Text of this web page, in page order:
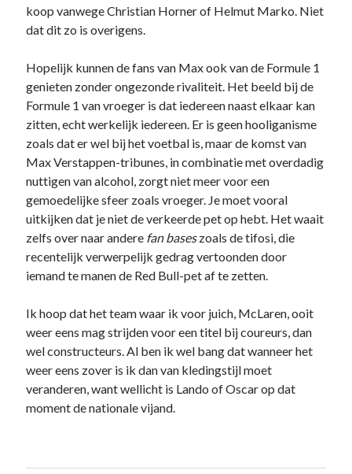
koop vanwege Christian Horner of Helmut Marko. Niet
dat dit zo is overigens.
Hopelijk kunnen de fans van Max ook van de Formule 1
genieten zonder ongezonde rivaliteit. Het beeld bij de
Formule 1 van vroeger is dat iedereen naast elkaar kan
zitten, echt werkelijk iedereen. Er is geen hooliganisme
zoals dat er wel bij het voetbal is, maar de komst van
Max Verstappen-tribunes, in combinatie met overdadig
nuttigen van alcohol, zorgt niet meer voor een
gemoedelijke sfeer zoals vroeger. Je moet vooral
uitkijken dat je niet de verkeerde pet op hebt. Het waait
zelfs over naar andere fan baseszoals de tifosi, die
recentelijk verwerpelijk gedrag vertoonden door
iemand te manen de Red Bull-pet af te zetten.
Ik hoop dat het team waar ik voor juich, McLaren, ooit
weer eens mag strijden voor een titel bij coureurs, dan
wel constructeurs. Al ben ik wel bang dat wanneer het
weer eens zover is ik dan van kledingstijl moet
veranderen, want wellicht is Lando of Oscar op dat
moment de nationale vijand.